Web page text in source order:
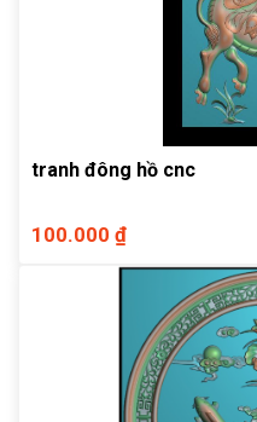
tranh đông hồ cnc
100.000 ₫